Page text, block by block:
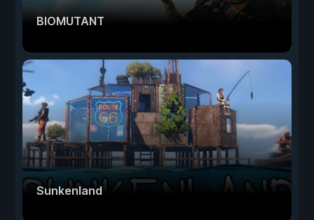
BIOMUTANT
Sunkenland